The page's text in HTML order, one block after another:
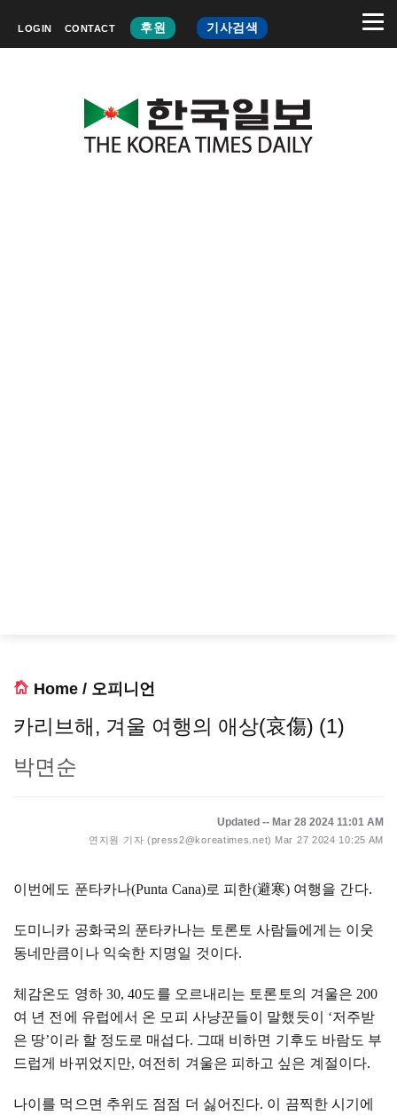
LOGIN CONTACT 후원 기사검색
Home / 오피니언
카리브해, 겨울 여행의 애상(哀傷) (1)
박면순
Updated -- Mar 28 2024 11:01 AM
연지원 기자 (press2@koreatimes.net) Mar 27 2024 10:25 AM
이번에도 푼타카나(Punta Cana)로 피한(避寒) 여행을 간다.
도미니카 공화국의 푼타카나는 토론토 사람들에게는 이웃
동네만큼이나 익숙한 지명일 것이다.
체감온도 영하30, 40도를 오르내리는 토론토의 겨울은 200
여 년 전에 유럽에서 온 모피 사냥꾼들이 말했듯이 ‘저주받
은 땅’이라 할 정도로 매섭다. 그때 비하면 기후도 바람도 부
드럽게 바뀌었지만, 여전히 겨울은 피하고 싶은 계절이다.
나이를 먹으면 추위도 점점 더 싫어진다. 이 끔찍한 시기에